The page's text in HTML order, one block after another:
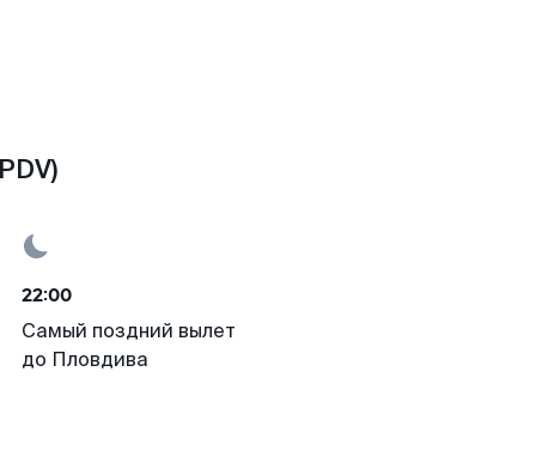
22:00
Самый поздний вылет
до Пловдива